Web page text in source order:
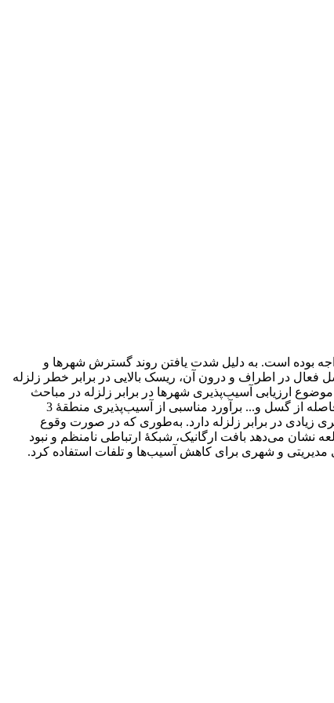
بوده است. به دلیل شدت یافتن روند گسترش شهرها و
در اطراف و درون آن، ریسک بالایی در برابر خطر زلزله
ارزیابی آسیب‌پذیری شهرها در برابر زلزله در مباحث
مربوط به برنامه‌ریزی شهری، در این مقاله سعی شده است با به‌کارگیری روش RADIUS با استفاده از شاخص‌هایی چون جنس خاک منطقه، فاصله از گسل و... برآورد مناسبی از آسیب‌پذیری منطقۀ 3
زیادی در برابر زلزله دارد. به‌طوری که در صورت وقوع
و حدود 3700 نفر کشته و 30508 زخمی بر جا خواهد ماند. این مطالعه نشان می‌دهد بافت ارگانیک، شبکۀ ارتباطی نامنظم و نبود
مدیریتی و شهری برای کاهش آسیب‌ها و تلفات استفاده کرد.